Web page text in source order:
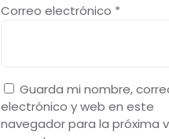
Correo electrónico *
Guarda mi nombre,
electrónico y web en este
navegador para la próxima